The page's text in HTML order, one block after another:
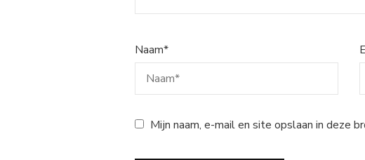
Naam*
Mijn naam, e-mail en site opslaan in deze